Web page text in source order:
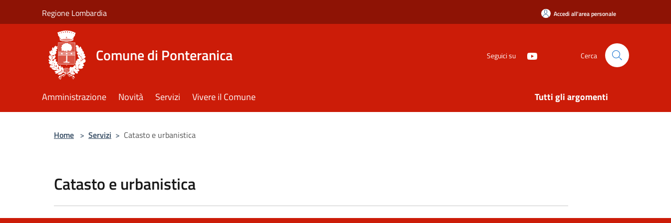
Regione Lombardia Accedi all'area personale
Comune di Ponteranica Seguici su Cerca
Amministrazione Novità Servizi Vivere il Comune Tutti gli argomenti
Home > Servizi > Catasto e urbanistica
Catasto e urbanistica